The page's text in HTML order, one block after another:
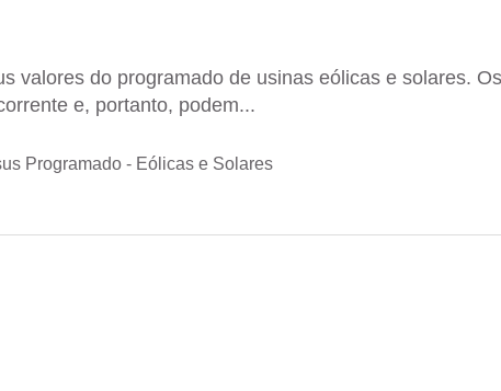
valores do programado de usinas eólicas e solares.
e, portanto, podem...
Programado - Eólicas e Solares